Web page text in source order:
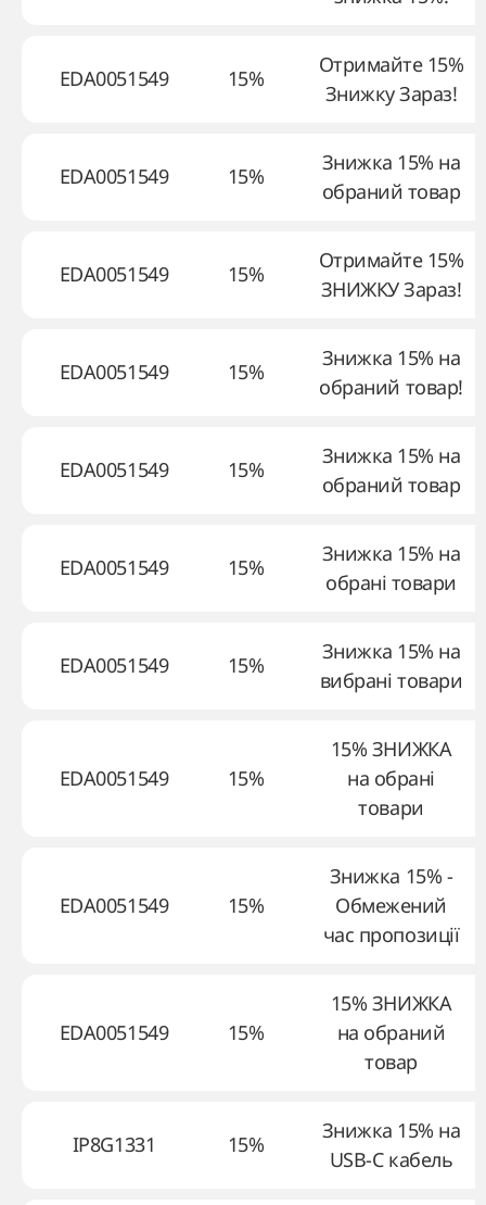
EDA0051549 15%
Отримайте 15%
Знижку Зараз!
EDA0051549 15%
Знижка 15% на
обраний товар
EDA0051549 15%
Отримайте 15%
ЗНИЖКУ Зараз!
EDA0051549 15%
Знижка 15% на
обраний товар!
EDA0051549 15%
Знижка 15% на
обраний товар
EDA0051549 15%
Знижка 15% на
обрані товари
EDA0051549 15%
Знижка 15% на
вибрані товари
EDA0051549 15%
15% ЗНИЖКА
на обрані
товари
EDA0051549 15%
Знижка 15% -
Обмежений
час пропозиції
EDA0051549 15%
15% ЗНИЖКА
на обраний
товар
IP8G1331 15%
Знижка 15% на
USB-C кабель